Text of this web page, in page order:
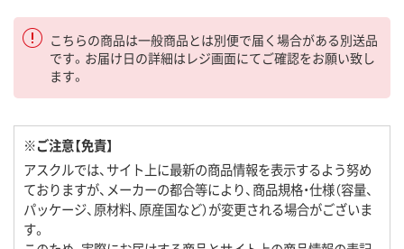
こちらの商品は一般商品とは別便で届く場合がある別送品
です。お届け日の詳細はレジ画面にてご確認をお願い致し
ます。
※ご注意【免責】
アスクルでは、サイト上に最新の商品情報を表示するよう努め
ておりますが、メーカーの都合等により、商品規格・仕様（容量、
パッケージ、原材料、原産国など）が変更される場合がございま
す。